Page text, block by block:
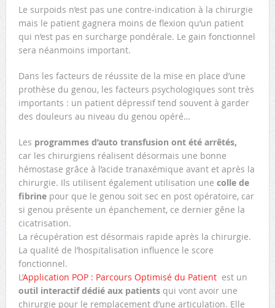
Le surpoids n’est pas une contre-indication à la chirurgie
mais le patient gagnera moins de flexion qu’un patient
qui n’est pas en surcharge pondérale. Le gain fonctionnel
sera néanmoins important.
Dans les facteurs de réussite de la mise en place d’une
prothèse du genou, les facteurs psychologiques sont très
importants : un patient dépressif tend souvent à garder
des douleurs au niveau du genou opéré…
Les programmes d’auto transfusion ont été arrêtés,
car les chirurgiens réalisent désormais une bonne
hémostase grâce à l’acide tranaxémique avant et après la
chirurgie. Ils utilisent également utilisation une colle de
fibrinepour que le genou soit sec en post opératoire, car
si genou présente un épanchement, ce dernier gêne la
cicatrisation.
La récupération est désormais rapide après la chirurgie.
La qualité de l’hospitalisation influence le score
fonctionnel.
L’Application POP : Parcours Optimisé du Patientest un
outil interactif dédié aux patientsqui vont avoir une
chirurgie pour le remplacement d’une articulation. Elle